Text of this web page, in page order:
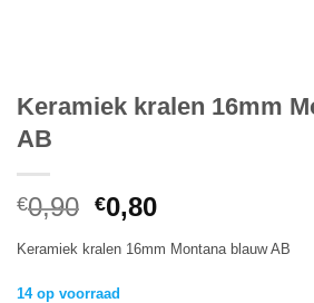
Keramiek kralen 16mm
AB
€0,90 Oorspronkelijke
was:
€0,90.
€0,80Huidige
is:
Keramiek kralen 16mm Montana blauw AB
14 op voorraad